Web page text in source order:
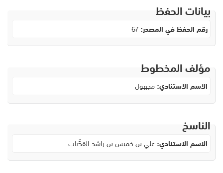
بيانات الحفظ
رقم الحفظ في المصدر:67
مؤلف المخطوط
الاسم الاستنادي:مجهول
الناسخ
الاسم الاستنادي:علي بن خميس بن راشد القصَّاب